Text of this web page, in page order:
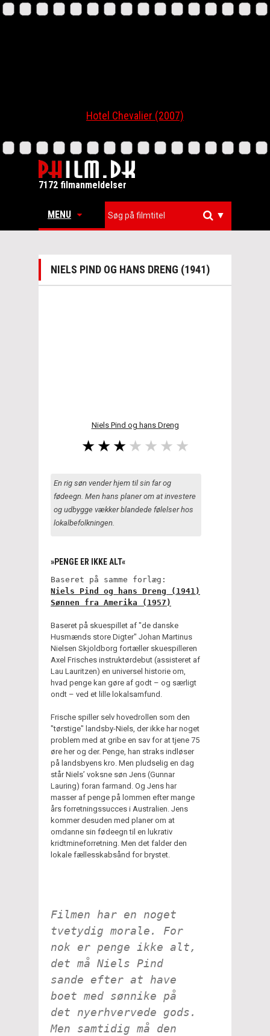
Hotel Chevalier (2007)
7172 filmanmeldelser
MENU ▼
NIELS PIND OG HANS DRENG (1941)
Niels Pind og hans Dreng
En rig søn vender hjem til sin far og
fødeegn. Men hans planer om at investere
og udbygge vækker blandede følelser hos
lokalbefolkningen.
»PENGE ER IKKE ALT«
Baseret på samme forlæg:
Niels Pind og hans Dreng (1941)
Sønnen fra Amerika (1957)
Baseret på skuespillet af "de danske
Husmænds store Digter" Johan Martinus
Nielsen Skjoldborg fortæller skuespilleren
Axel Frisches instruktørdebut (assisteret af
Lau Lauritzen) en universel historie om,
hvad penge kan gøre af godt – og særligt
ondt – ved et lille lokalsamfund.
Frische spiller selv hovedrollen som den
"tørstige" landsby-Niels, der ikke har noget
problem med at gribe en sav for at tjene 75
øre her og der. Penge, han straks indløser
på landsbyens kro. Men pludselig en dag
står Niels’ voksne søn Jens (Gunnar
Lauring) foran farmand. Og Jens har
masser af penge på lommen efter mange
års forretningssucces i Australien. Jens
kommer desuden med planer om at
omdanne sin fødeegn til en lukrativ
kridtmineforretning. Men det falder den
lokale fællesskabsånd for brystet.
Filmen har en noget
tvetydig morale. For
nok er penge ikke alt,
det må Niels Pind
sande efter at have
boet med sønnike på
det nyerhvervede gods.
Men samtidig må den